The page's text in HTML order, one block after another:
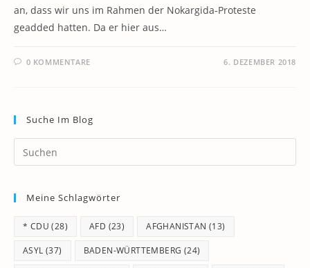
an, dass wir uns im Rahmen der Nokargida-Proteste
geadded hatten. Da er hier aus…
0 KOMMENTARE 6. DEZEMBER 2018
Suche Im Blog
Meine Schlagwörter
* CDU (28) AFD (23) AFGHANISTAN (13)
ASYL (37) BADEN-WÜRTTEMBERG (24)